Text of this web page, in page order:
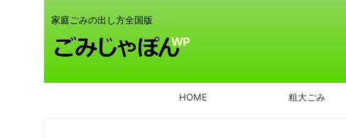
家庭ごみの出し方全国版
HOME 粗大ごみ